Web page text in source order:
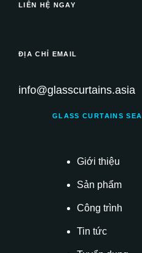
LIÊN HỆ NGAY
ĐỊA CHỈ EMAIL
info@glasscurtains.asia
GLASS CURTAINS SEA
Giới thiệu
Sản phẩm
Công trình
Tin tức